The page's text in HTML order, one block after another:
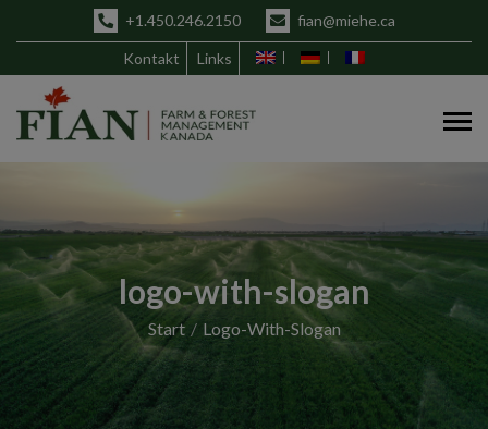
+1.450.246.2150 fian@miehe.ca
Kontakt Links
logo-with-slogan
Start Logo-With-Slogan